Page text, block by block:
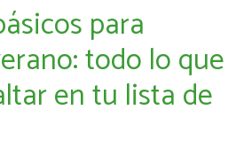
para
todo lo que
en tu lista de